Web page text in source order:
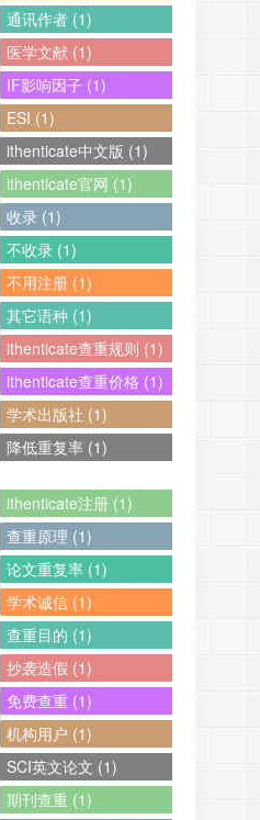
通讯作者 (1)
医学文献 (1)
IF影响因子 (1)
ESI (1)
ithenticate中文版 (1)
ithenticate官网 (1)
收录 (1)
不收录 (1)
不用注册 (1)
其它语种 (1)
ithenticate查重规则 (1)
ithenticate查重价格 (1)
学术出版社 (1)
降低重复率 (1)
ithenticate注册 (1)
查重原理 (1)
论文重复率 (1)
学术诚信 (1)
查重目的 (1)
抄袭造假 (1)
免费查重 (1)
机构用户 (1)
SCI英文论文 (1)
期刊查重 (1)